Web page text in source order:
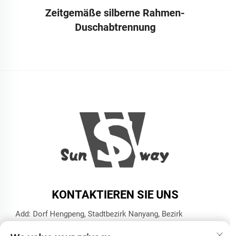
Zeitgemäße silberne Rahmen-
Duschabtrennung
KONTAKTIEREN SIE UNS
Add: Dorf Hengpeng, Stadtbezirk Nanyang, Bezirk